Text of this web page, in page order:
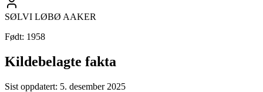
SØLVI LØBØ AAKER
Født: 1958
Kildebelagte fakta
Sist oppdatert: 5. desember 2025